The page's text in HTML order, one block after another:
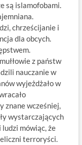
są islamofobami.
chrześcijanie i
dla obcych.
z państw
nauczanie w
wyjeżdżało w
znane wcześniej,
wystarczających
mówiąc, że
terroryści.